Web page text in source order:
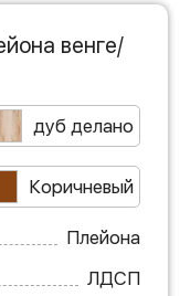
венге/
дуб делано
Коричневый
Плейона
ЛДСП